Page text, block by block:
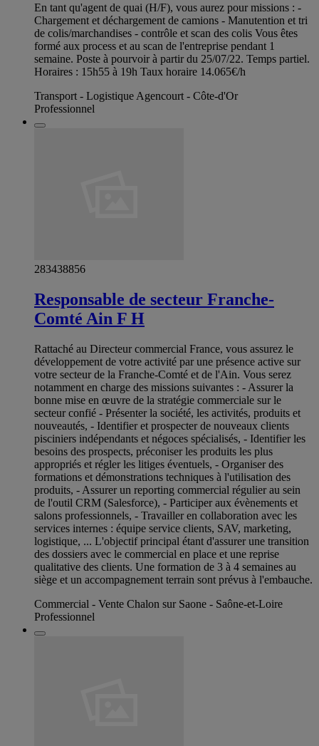
En tant qu'agent de quai (H/F), vous aurez pour missions : -
Chargement et déchargement de camions - Manutention et tri
de colis/marchandises - contrôle et scan des colis Vous êtes
formé aux process et au scan de l'entreprise pendant 1
semaine. Poste à pourvoir à partir du 25/07/22. Temps partiel.
Horaires : 15h55 à 19h Taux horaire 14.065€/h
Transport - Logistique Agencourt - Côte-d'Or
Professionnel
283438856
Responsable de secteur Franche-
Comté Ain F H
Rattaché au Directeur commercial France, vous assurez le
développement de votre activité par une présence active sur
votre secteur de la Franche-Comté et de l'Ain. Vous serez
notamment en charge des missions suivantes : - Assurer la
bonne mise en œuvre de la stratégie commerciale sur le
secteur confié - Présenter la société, les activités, produits et
nouveautés, - Identifier et prospecter de nouveaux clients
pisciniers indépendants et négoces spécialisés, - Identifier les
besoins des prospects, préconiser les produits les plus
appropriés et régler les litiges éventuels, - Organiser des
formations et démonstrations techniques à l'utilisation des
produits, - Assurer un reporting commercial régulier au sein
de l'outil CRM (Salesforce), - Participer aux évènements et
salons professionnels, - Travailler en collaboration avec les
services internes : équipe service clients, SAV, marketing,
logistique, ... L'objectif principal étant d'assurer une transition
des dossiers avec le commercial en place et une reprise
qualitative des clients. Une formation de 3 à 4 semaines au
siège et un accompagnement terrain sont prévus à l'embauche.
Commercial - Vente Chalon sur Saone - Saône-et-Loire
Professionnel